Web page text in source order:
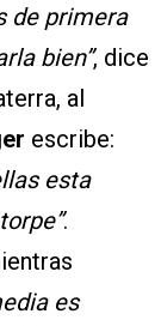
de primera
bien”, dice
al
escribe:
esta
.
es